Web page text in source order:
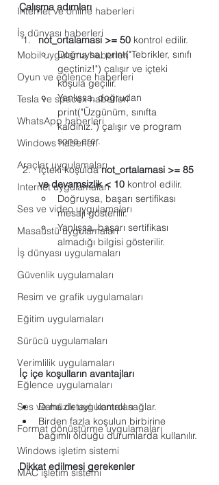
Internet ve online haberleri
İş dünyası haberleri
Mobil uygulama haberleri
Oyun ve eğlence haberleri
Tesla ve spacex haberleri
WhatsApp haberleri
Windows haberleri
Araçlar uygulamaları
Internet uygulamaları
Ses ve video uygulamaları
Masaüstü uygulamaları
İş dünyası uygulamaları
Güvenlik uygulamaları
Resim ve grafik uygulamaları
Eğitim uygulamaları
Sürücü uygulamaları
Verimlilik uygulamaları
Eğlence uygulamaları
Ses ve müzik uygulamaları
Format dönüştürme uygulamaları
Windows işletim sistemi
MAC işletim sistemi
Çalışma adımları
not_ortalamasi >= 50 kontrol edilir.
Doğruysa, print("Tebrikler, sınıfı
geçtiniz!") çalışır ve içteki
koşula geçilir.
Yanlışsa, doğrudan
print("Üzgünüm, sınıfta
kaldınız.") çalışır ve program
sona erer.
İçteki koşulda not_ortalamasi >= 85
ve devamsizlik < 10 kontrol edilir.
Doğruysa, başarı sertifikası
mesajı gösterilir.
Yanlışsa, başarı sertifikası
almadığı bilgisi gösterilir.
İç içe koşulların avantajları
Daha detaylı kontrol sağlar.
Birden fazla koşulun birbirine
bağımlı olduğu durumlarda kullanılır.
Dikkat edilmesi gerekenler